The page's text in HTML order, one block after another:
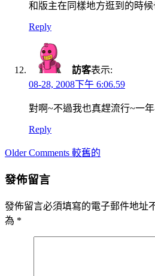
和版主在同樣地方逛到的時
Reply
訪客表示:
08-28, 2008下午 6:06.59
對啊~不過我也真趕流行~一
Reply
Comment
Older Comments 較舊的
發佈留言
發佈留言必須填寫的電子郵件地址
為 *